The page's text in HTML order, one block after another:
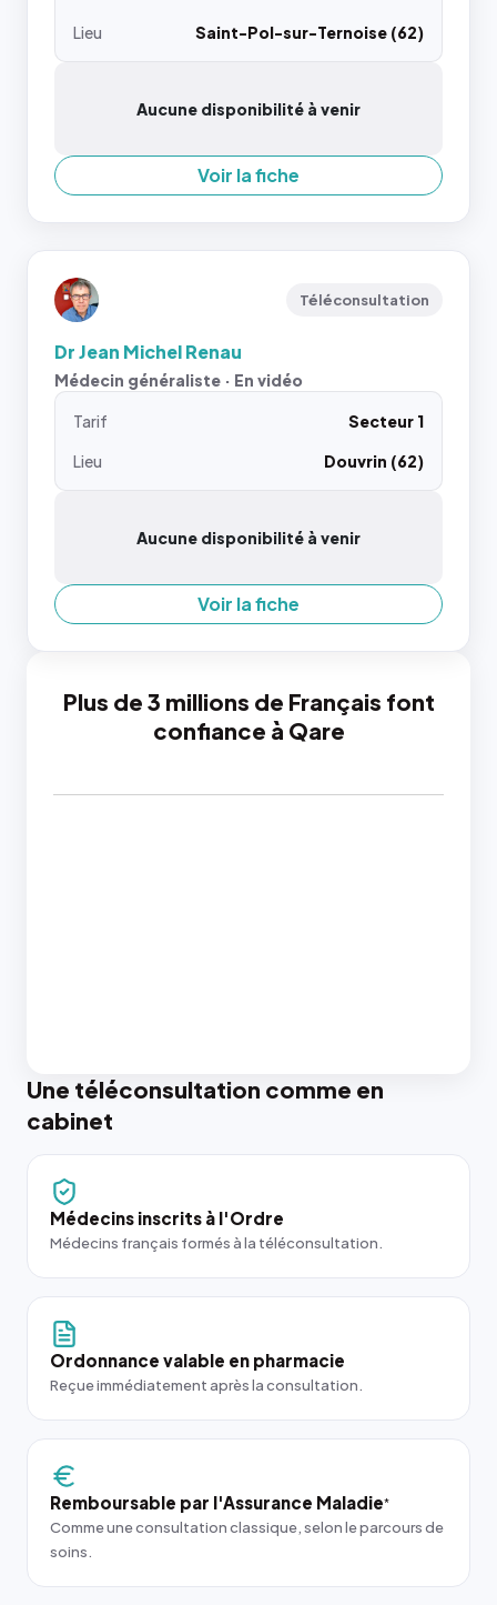
Lieu
Saint-Pol-sur-Ternoise (62)
Aucune disponibilité à venir
Voir la fiche
Téléconsultation
Dr Jean Michel Renau
Médecin généraliste · En vidéo
Tarif
Secteur 1
Lieu
Douvrin (62)
Aucune disponibilité à venir
Voir la fiche
Plus de 3 millions de Français font
confiance à Qare
Une téléconsultation comme en
cabinet
Médecins inscrits à l'Ordre
Médecins français formés à la téléconsultation.
Ordonnance valable en pharmacie
Reçue immédiatement après la consultation.
Remboursable par l'Assurance Maladie*
Comme une consultation classique, selon le parcours de
soins.